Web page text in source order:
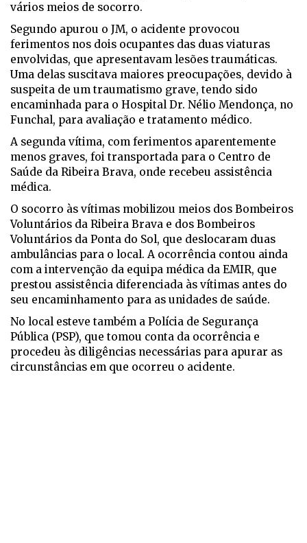
vários meios de socorro.
Segundo apurou o JM, o acidente provocou
ferimentos nos dois ocupantes das duas viaturas
envolvidas, que apresentavam lesões traumáticas.
Uma delas suscitava maiores preocupações, devido à
suspeita de um traumatismo grave, tendo sido
encaminhada para o Hospital Dr. Nélio Mendonça, no
Funchal, para avaliação e tratamento médico.
A segunda vítima, com ferimentos aparentemente
menos graves, foi transportada para o Centro de
Saúde da Ribeira Brava, onde recebeu assistência
médica.
O socorro às vítimas mobilizou meios dos Bombeiros
Voluntários da Ribeira Brava e dos Bombeiros
Voluntários da Ponta do Sol, que deslocaram duas
ambulâncias para o local. A ocorrência contou ainda
com a intervenção da equipa médica da EMIR, que
prestou assistência diferenciada às vítimas antes do
seu encaminhamento para as unidades de saúde.
No local esteve também a Polícia de Segurança
Pública (PSP), que tomou conta da ocorrência e
procedeu às diligências necessárias para apurar as
circunstâncias em que ocorreu o acidente.